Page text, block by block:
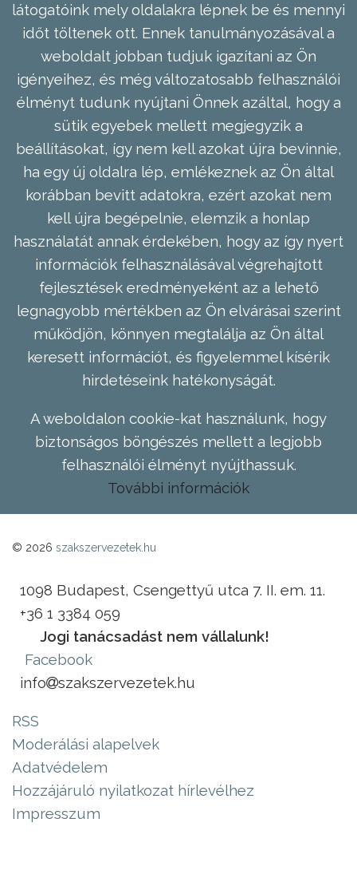
látogatóink mely oldalakra lépnek be és mennyi
időt töltenek ott. Ennek tanulmányozásával a
weboldalt jobban tudjuk igazítani az Ön
igényeihez, és még változatosabb felhasználói
élményt tudunk nyújtani Önnek azáltal, hogy a
sütik egyebek mellett megjegyzik a
beállításokat, így nem kell azokat újra bevinnie,
ha egy új oldalra lép, emlékeznek az Ön által
korábban bevitt adatokra, ezért azokat nem
kell újra begépelnie, elemzik a honlap
használatát annak érdekében, hogy az így nyert
információk felhasználásával végrehajtott
fejlesztések eredményeként az a lehető
legnagyobb mértékben az Ön elvárásai szerint
működjön, könnyen megtalálja az Ön által
keresett információt, és figyelemmel kísérik
hirdetéseink hatékonyságát.
A weboldalon cookie-kat használunk, hogy
biztonságos böngészés mellett a legjobb
felhasználói élményt nyújthassuk.
További információk
© 2026 szakszervezetek.hu
1098 Budapest, Csengettyű utca 7. II. em. 11.
+36 1 3384 059
Jogi tanácsadást nem vállalunk!
Facebook
info
szakszervezetek.hu
RSS
Moderálási alapelvek
Adatvédelem
Hozzájáruló nyilatkozat hírlevélhez
Impresszum